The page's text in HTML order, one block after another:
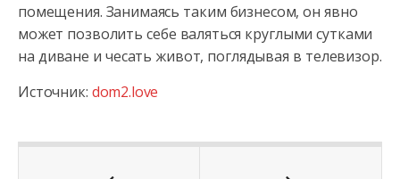
помещения. Занимаясь таким бизнесом, он явно
может позволить себе валяться круглыми сутками
на диване и чесать живот, поглядывая в телевизор.
Источник: dom2.love